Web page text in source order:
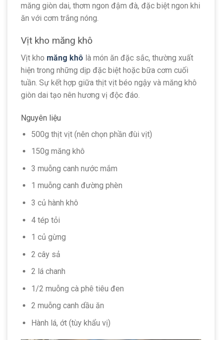
măng giòn dai, thơm ngon đậm đà, đặc biệt ngon khi
ăn với cơm trắng nóng.
Vịt kho măng khô
Vịt kho măng khô là món ăn đặc sắc, thường xuất
hiện trong những dịp đặc biệt hoặc bữa cơm cuối
tuần. Sự kết hợp giữa thịt vịt béo ngậy và măng khô
giòn dai tạo nên hương vị độc đáo.
Nguyên liệu
500g thịt vịt (nên chọn phần đùi vịt)
150g măng khô
3 muỗng canh nước mắm
1 muỗng canh đường phèn
3 củ hành khô
4 tép tỏi
1 củ gừng
2 cây sả
2 lá chanh
1/2 muỗng cà phê tiêu đen
2 muỗng canh dầu ăn
Hành lá, ớt (tùy khẩu vị)